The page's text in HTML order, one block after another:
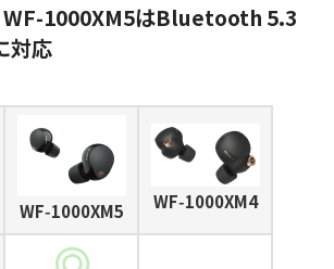
WF-1000XM5はBluetooth 5.3
対応
WF‑1000XM5 WF‑1000XM4